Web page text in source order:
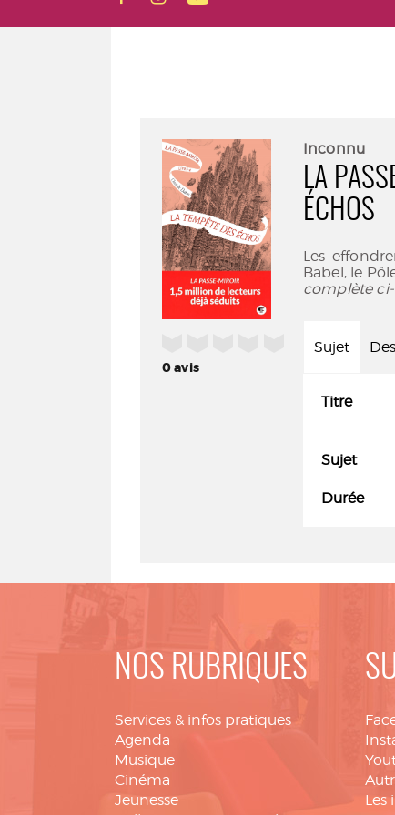
0avis
Inconnu
LA
ÉCHOS
Les
Babel, le
complète ci-
Sujet
Titre
Sujet
Durée
NOS RUBRIQUES
Services & infos pratiques
Agenda
Musique
Cinéma
Jeunesse
Les